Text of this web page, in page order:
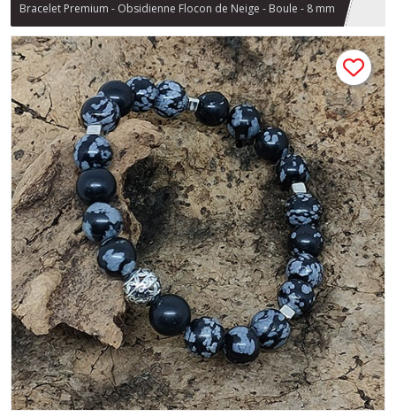
Bracelet Premium - Obsidienne Flocon de Neige - Boule - 8 mm